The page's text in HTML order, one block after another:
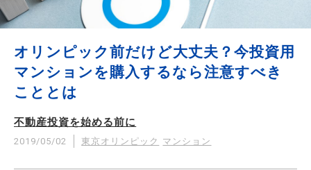
オリンピック前だけど大丈夫？今投資用
マンションを購入するなら注意すべき
こととは
不動産投資を始める前に
2019/05/02 東京オリンピック マンション